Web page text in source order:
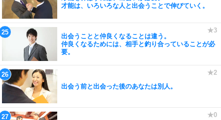
才能は、いろいろな人と出会うことで伸びていく。
出会うことと仲良くなることは違う。
仲良くなるためには、相手と釣り合っていることが必
要。
出会う前と出会った後のあなたは別人。